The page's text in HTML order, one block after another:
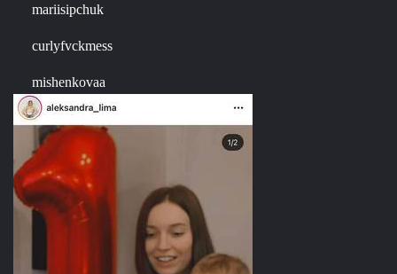
mariisipchuk
curlyfvckmess
mishenkovaa